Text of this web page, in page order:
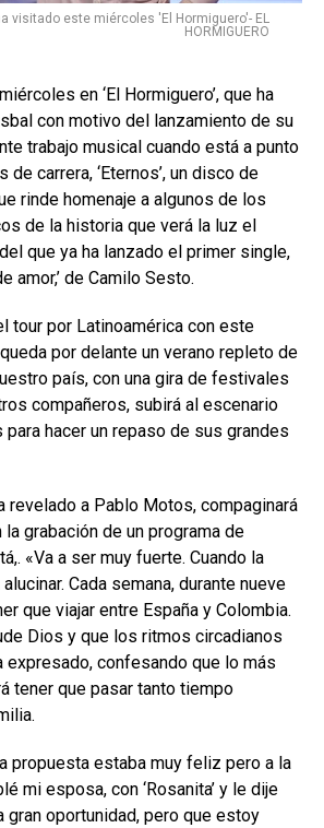
visitado este miércoles 'El Hormiguero'- EL
HORMIGUERO
en ‘El Hormiguero’, que ha
con motivo del lanzamiento de su
trabajo musical cuando está a punto
carrera, ‘Eternos’, un disco de
rinde homenaje a algunos de los
de la historia que verá la luz el
que ya ha lanzado el primer single,
amor,’ de Camilo Sesto.
tour por Latinoamérica con este
por delante un verano repleto de
país, con una gira de festivales
compañeros, subirá al escenario
hacer un repaso de sus grandes
revelado a Pablo Motos, compaginará
grabación de un programa de
«Va a ser muy fuerte. Cuando la
Cada semana, durante nueve
que viajar entre España y Colombia.
Dios y que los ritmos circadianos
expresado, confesando que lo más
tener que pasar tanto tiempo
propuesta estaba muy feliz pero a la
mi esposa, con ‘Rosanita’ y le dije
gran oportunidad, pero que estoy